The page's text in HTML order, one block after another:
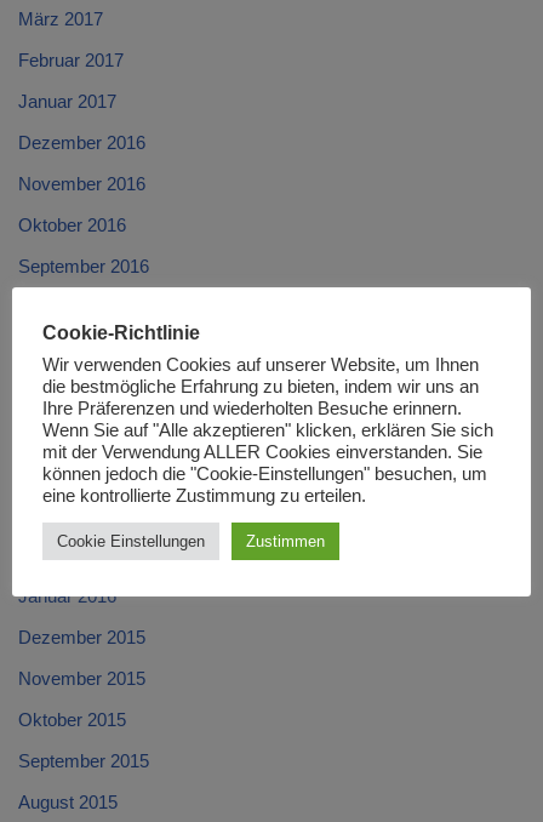
März 2017
Februar 2017
Januar 2017
Dezember 2016
November 2016
Oktober 2016
September 2016
Juni 2016
Mai 2016
April 2016
Januar 2016
Dezember 2015
November 2015
Oktober 2015
September 2015
August 2015
Cookie-Richtlinie
Wir verwenden Cookies auf unserer Website, um Ihnen
die bestmögliche Erfahrung zu bieten, indem wir uns an
Ihre Präferenzen und wiederholten Besuche erinnern.
Wenn Sie auf "Alle akzeptieren" klicken, erklären Sie sich
mit der Verwendung ALLER Cookies einverstanden. Sie
können jedoch die "Cookie-Einstellungen" besuchen, um
eine kontrollierte Zustimmung zu erteilen.
Cookie Einstellungen Zustimmen